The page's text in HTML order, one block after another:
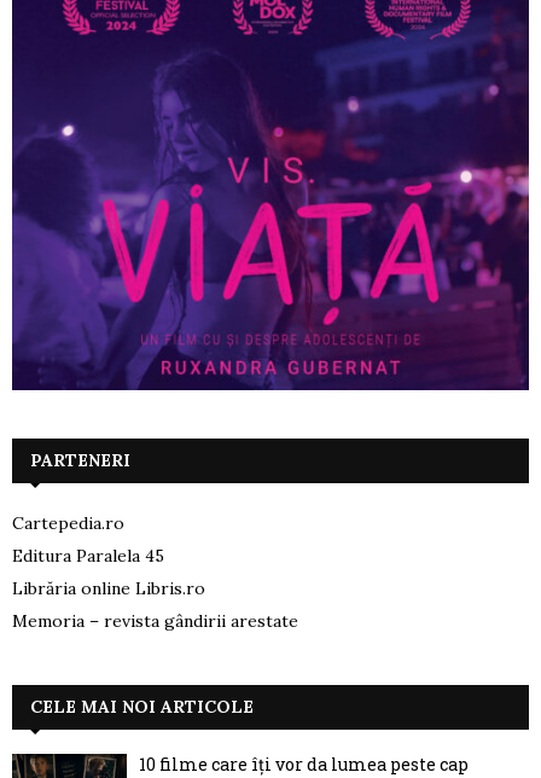
PARTENERI
Cartepedia.ro
Editura Paralela 45
Librăria online Libris.ro
Memoria – revista gândirii arestate
CELE MAI NOI ARTICOLE
10 filme care îți vor da lumea peste cap